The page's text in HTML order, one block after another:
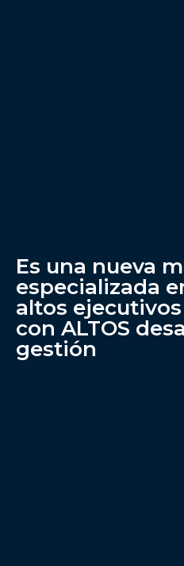
Es una nueva
especializada
altos
con ALTOS
gestión